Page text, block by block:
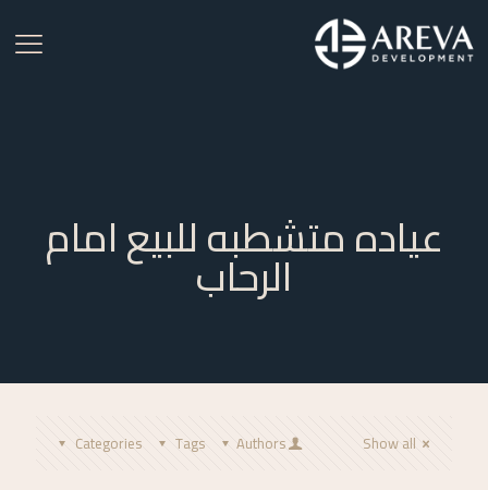
عياده متشطبه للبيع امام
الرحاب
Categories Tags Authors Show all